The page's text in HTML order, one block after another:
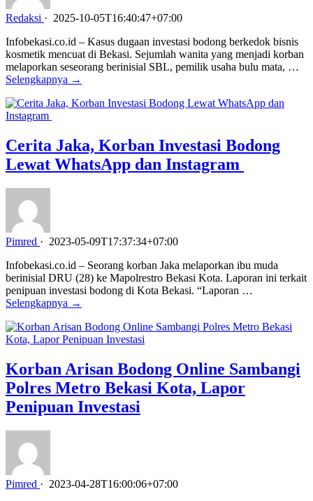
Redaksi · 2025-10-05T16:40:47+07:00
Infobekasi.co.id – Kasus dugaan investasi bodong berkedok bisnis
kosmetik mencuat di Bekasi. Sejumlah wanita yang menjadi korban
melaporkan seseorang berinisial SBL, pemilik usaha bulu mata, …
Selengkapnya →
Cerita Jaka, Korban Investasi Bodong
Lewat WhatsApp dan Instagram
Pimred · 2023-05-09T17:37:34+07:00
Infobekasi.co.id – Seorang korban Jaka melaporkan ibu muda
berinisial DRU (28) ke Mapolrestro Bekasi Kota. Laporan ini terkait
penipuan investasi bodong di Kota Bekasi. “Laporan …
Selengkapnya →
Korban Arisan Bodong Online Sambangi
Polres Metro Bekasi Kota, Lapor
Penipuan Investasi
Pimred · 2023-04-28T16:00:06+07:00